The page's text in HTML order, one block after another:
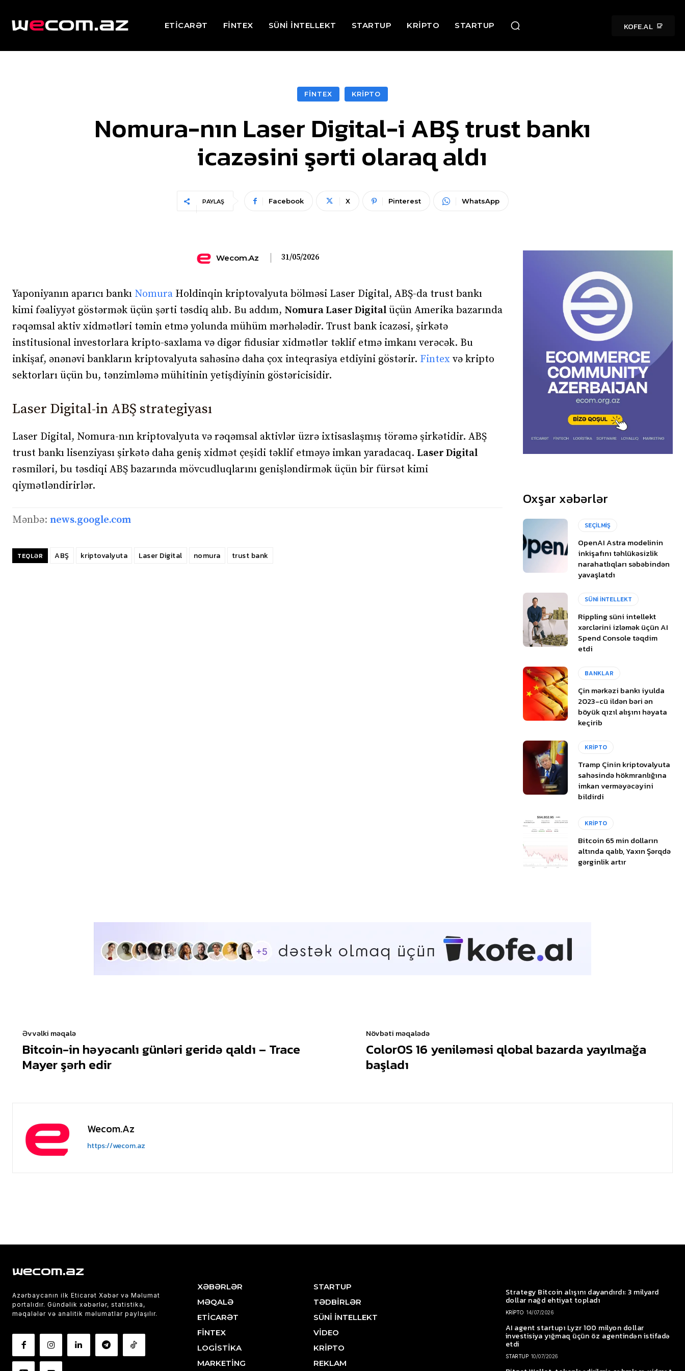
ETİCARƏT FİNTEX SÜNİ İNTELLEKT STARTUP KRİPTO STARTUP KOFE.AL
FİNTEX KRİPTO
Nomura-nın Laser Digital-i ABŞ trust bankı
icazəsini şərti olaraq aldı
PAYLAŞ Facebook X Pinterest WhatsApp
Wecom.az 31/05/2026
Yaponiyanın aparıcı bankı Nomura Holdinqin kriptovalyuta bölməsi Laser Digital, ABŞ-da trust bankı
kimi fəaliyyət göstərmək üçün şərti təsdiq alıb. Bu addım, Nomura Laser Digital üçün Amerika bazarında
rəqəmsal aktiv xidmətləri təmin etmə yolunda mühüm mərhələdir. Trust bank icazəsi, şirkətə
institusional investorlara kripto-saxlama və digər fidusiar xidmətlər təklif etmə imkanı verəcək. Bu
inkişaf, ənənəvi bankların kriptovalyuta sahəsinə daha çox inteqrasiya etdiyini göstərir. Fintex və kripto
sektorları üçün bu, tənzimləmə mühitinin yetişdiyinin göstəricisidir.
Laser Digital-in ABŞ strategiyası
Laser Digital, Nomura-nın kriptovalyuta və rəqəmsal aktivlər üzrə ixtisaslaşmış törəmə şirkətidir. ABŞ
trust bankı lisenziyası şirkətə daha geniş xidmət çeşidi təklif etməyə imkan yaradacaq. Laser Digital
rəsmiləri, bu təsdiqi ABŞ bazarında mövcudluqlarını genişləndirmək üçün bir fürsət kimi
qiymətləndirirlər.
Mənbə: news.google.com
TEQLƏR ABŞ kriptovalyuta Laser Digital nomura trust bank
Oxşar xəbərlər
SEÇİLMİŞ
OpenAI Astra modelinin
inkişafını təhlükəsizlik
narahatlıqları səbəbindən
yavaşlatdı
SÜNİ İNTELLEKT
Rippling süni intellekt
xərclərini izləmək üçün AI
Spend Console təqdim
etdi
BANKLAR
Çin mərkəzi bankı iyulda
2023-cü ildən bəri ən
böyük qızıl alışını həyata
keçirib
KRİPTO
Tramp Çinin kriptovalyuta
sahəsində hökmranlığına
imkan verməyəcəyini
bildirdi
KRİPTO
Bitcoin 65 min dolların
altında qalıb, Yaxın Şərqdə
gərginlik artır
Əvvəlki məqalə
Bitcoin-in həyəcanlı günləri geridə qaldı – Trace
Mayer şərh edir
Növbəti məqalədə
ColorOS 16 yeniləməsi qlobal bazarda yayılmağa
başladı
Wecom.az
https://wecom.az
wecom.az
Azərbaycanın ilk Eticarət Xəbər və Məlumat
portalıdır. Gündəlik xəbərlər, statistika,
məqalələr və analitik məlumatlar paylaşılır.
XƏBƏRLƏR
MƏQALƏ
ETİCARƏT
FİNTEX
LOGİSTİKA
MARKETİNG
STARTUP
TƏDBİRLƏR
SÜNİ İNTELLEKT
VİDEO
KRİPTO
REKLAM
Strategy Bitcoin alışını dayandırdı: 3 milyard
dollar nağd ehtiyat topladı
KRİPTO 14/07/2026
AI agent startupı Lyzr 100 milyon dollar
investisiya yığmaq üçün öz agentindən istifadə
etdi
STARTUP 10/07/2026